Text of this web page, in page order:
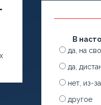
В
да, на
да,
нет, из-
другое